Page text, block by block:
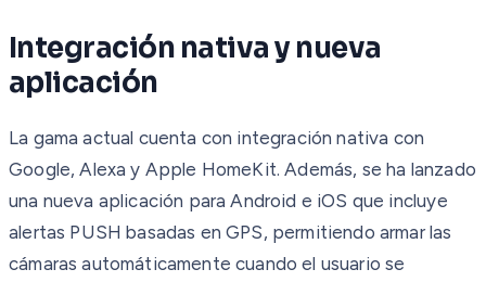
Integración nativa y nueva
aplicación
La gama actual cuenta con integración nativa con
Google, Alexa y Apple HomeKit. Además, se ha lanzado
una nueva aplicación para Android e iOS que incluye
alertas PUSH basadas en GPS, permitiendo armar las
cámaras automáticamente cuando el usuario se